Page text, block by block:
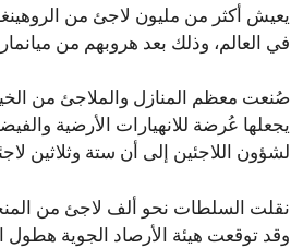
يعيش أكثر من مليون لاجئ من
في العالم، وذلك بعد هروبهم من ميانمار في عام 2017 إثر حملة
صُنعت معظم المنازل والملاجئ من
يجعلها عُرضة للانهيارات الأرضية
لشؤون اللاجئين إلى أن ستة وثلاثين لاجئاً
نقلت السلطات نحو ألف لاجئ من
وقد توقعت هيئة الأرصاد الجوية هطول